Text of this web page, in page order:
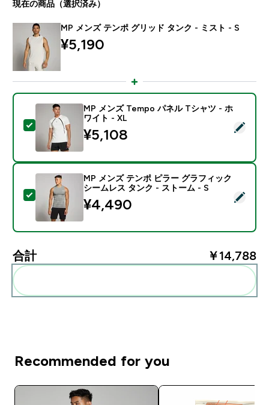
現在の商品（選択済み）
MP メンズ テンポ グリッド タンク - ミスト - S
¥5,190‎
この商品を選択 - MP メンズ Tempo パネル Tシャツ -
MP メンズ Tempo パネル Tシャツ - ホ
ワイト - XL
¥5,108‎
この商品を選択 - MP メンズ テンポ ピラー グラフィ
MP メンズ テンポ ピラー グラフィック
シームレス タンク - ストーム - S
¥4,490‎
合計 ￥14,788‎
Recommended for you